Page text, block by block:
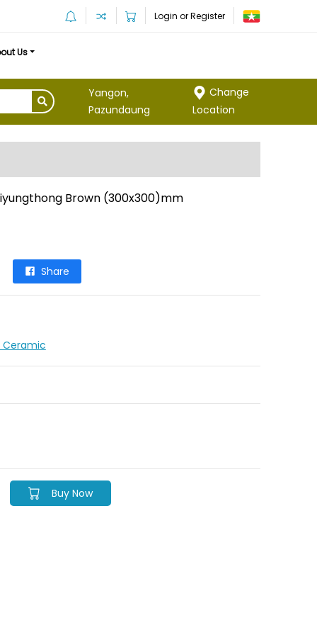
Login or Register
Us
Yangon,
Pazundaung
Change
Location
Brown (300x300)mm
Share
Ceramic
Buy Now